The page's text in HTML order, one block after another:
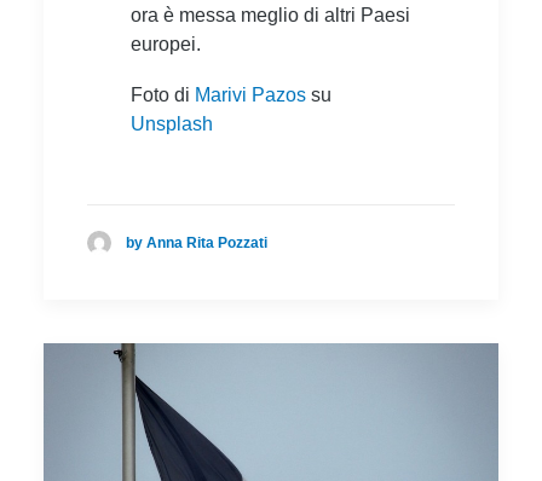
ora è messa meglio di altri Paesi
europei.
Foto di Marivi Pazos su
Unsplash
by Anna Rita Pozzati